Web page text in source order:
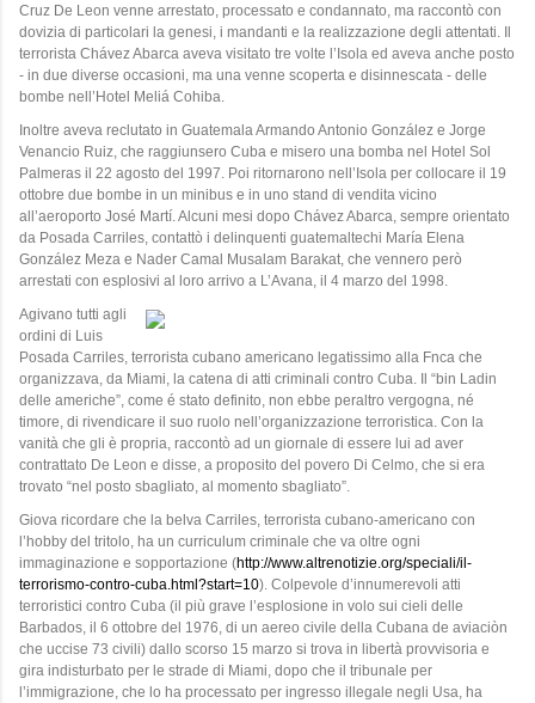
Cruz De Leon venne arrestato, processato e condannato, ma raccontò con
dovizia di particolari la genesi, i mandanti e la realizzazione degli attentati. Il
terrorista Chávez Abarca aveva visitato tre volte l’Isola ed aveva anche posto
- in due diverse occasioni, ma una venne scoperta e disinnescata - delle
bombe nell’Hotel Meliá Cohiba.
Inoltre aveva reclutato in Guatemala Armando Antonio González e Jorge
Venancio Ruiz, che raggiunsero Cuba e misero una bomba nel Hotel Sol
Palmeras il 22 agosto del 1997. Poi ritornarono nell’Isola per collocare il 19
ottobre due bombe in un minibus e in uno stand di vendita vicino
all’aeroporto José Martí. Alcuni mesi dopo Chávez Abarca, sempre orientato
da Posada Carriles, contattò i delinquenti guatemaltechi María Elena
González Meza e Nader Camal Musalam Barakat, che vennero però
arrestati con esplosivi al loro arrivo a L’Avana, il 4 marzo del 1998.
Agivano tutti agli
ordini di Luis
Posada Carriles, terrorista cubano americano legatissimo alla Fnca che
organizzava, da Miami, la catena di atti criminali contro Cuba. Il “bin Ladin
delle americhe”, come é stato definito, non ebbe peraltro vergogna, né
timore, di rivendicare il suo ruolo nell’organizzazione terroristica. Con la
vanità che gli è propria, raccontò ad un giornale di essere lui ad aver
contrattato De Leon e disse, a proposito del povero Di Celmo, che si era
trovato “nel posto sbagliato, al momento sbagliato”.
Giova ricordare che la belva Carriles, terrorista cubano-americano con
l’hobby del tritolo, ha un curriculum criminale che va oltre ogni
immaginazione e sopportazione (http://www.altrenotizie.org/speciali/il-
terrorismo-contro-cuba.html?start=10). Colpevole d’innumerevoli atti
terroristici contro Cuba (il più grave l’esplosione in volo sui cieli delle
Barbados, il 6 ottobre del 1976, di un aereo civile della Cubana de aviaciòn
che uccise 73 civili) dallo scorso 15 marzo si trova in libertà provvisoria e
gira indisturbato per le strade di Miami, dopo che il tribunale per
l’immigrazione, che lo ha processato per ingresso illegale negli Usa, ha